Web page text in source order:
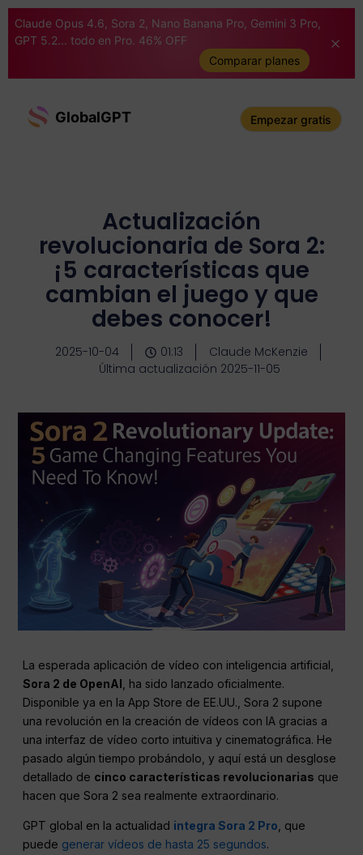
Claude Opus 4.6, Sora 2, Nano Banana Pro, Gemini 3 Pro,
GPT 5.2... todo en Pro. 46% OFF
Comparar planes
GlobalGPT Empezar gratis
Actualización
revolucionaria de Sora 2:
¡5 características que
cambian el juego y que
debes conocer!
2025-10-04 01:13
Claude McKenzie
Última actualización 2025-11-05
La esperada aplicación de vídeo con inteligencia artificial,
Sora 2 de OpenAI , ha sido lanzado oficialmente.
Disponible ya en la App Store de EE.UU., Sora 2 supone
una revolución en la creación de vídeos con IA gracias a
una interfaz de vídeo corto intuitiva y cinematográfica. He
pasado algún tiempo probándolo, y aquí está un desglose
detallado de cinco características revolucionarias que
hacen que Sora 2 sea realmente extraordinario.
GPT global en la actualidad integra Sora 2 Pro , que
puede generar vídeos de hasta 25 segundos.